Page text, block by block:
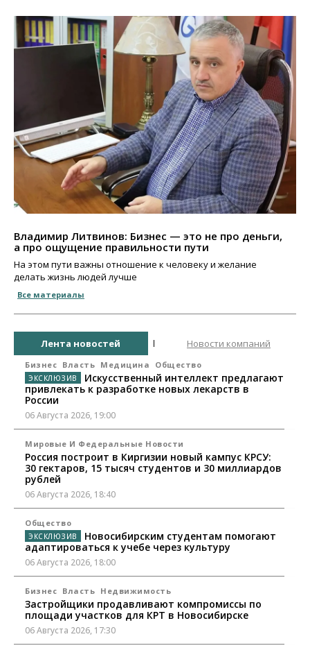
Владимир Литвинов: Бизнес — это не про деньги,
а про ощущение правильности пути
На этом пути важны отношение к человеку и желание
делать жизнь людей лучше
Все материалы
Лента новостей Новости компаний
Бизнес Власть Медицина Общество
Искусственный интеллект предлагают
привлекать к разработке новых лекарств в
России
06 Августа 2026, 19:00
Мировые И Федеральные Новости
Россия построит в Киргизии новый кампус КРСУ:
30 гектаров, 15 тысяч студентов и 30 миллиардов
рублей
06 Августа 2026, 18:40
Общество
Новосибирским студентам помогают
адаптироваться к учебе через культуру
06 Августа 2026, 18:00
Бизнес Власть Недвижимость
Застройщики продавливают компромиссы по
площади участков для КРТ в Новосибирске
06 Августа 2026, 17:30